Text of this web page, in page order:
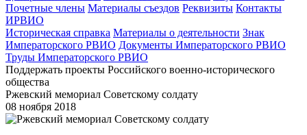
Почетные члены Материалы съездов Реквизиты Контакты
ИРВИО
Историческая справка Материалы о деятельности Знак
Императорского РВИО Документы Императорского РВИО
Труды Императорского РВИО
Поддержать проекты Российского военно-исторического
общества
Ржевский мемориал Советскому солдату
08 ноября 2018